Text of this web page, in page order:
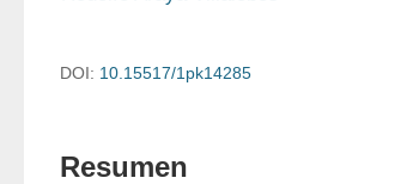
DOI: 10.15517/1pk14285
Resumen